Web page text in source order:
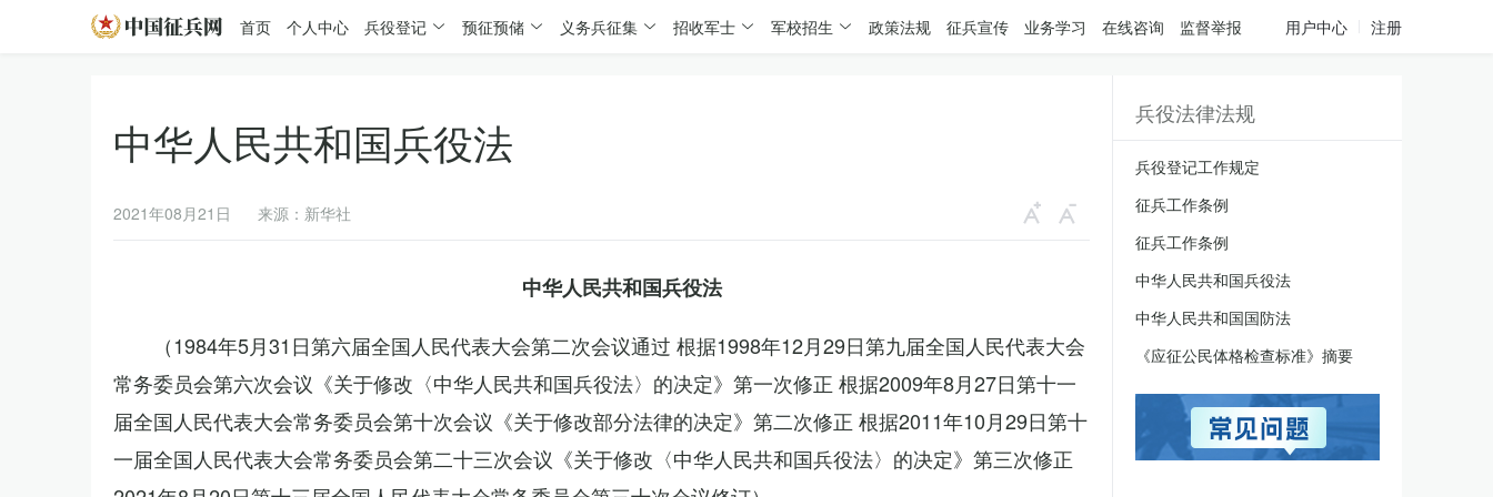
首页 个人中心 兵役登记 预征预储 义务兵征集 招收军士 军校招生 政策法规 征兵宣传 业务学习 在线咨询 监督举报 用户中心 注册
中华人民共和国兵役法
2021年08月21日 来源：新华社
中华人民共和国兵役法
（1984年5月31日第六届全国人民代表大会第二次会议通过 根据1998年12月29日第九届全国人民代表大会
常务委员会第六次会议《关于修改〈中华人民共和国兵役法〉的决定》第一次修正 根据2009年8月27日第十一
届全国人民代表大会常务委员会第十次会议《关于修改部分法律的决定》第二次修正 根据2011年10月29日第十
一届全国人民代表大会常务委员会第二十三次会议《关于修改〈中华人民共和国兵役法〉的决定》第三次修正
兵役法律法规
兵役登记工作规定
征兵工作条例
征兵工作条例
中华人民共和国兵役法
中华人民共和国国防法
《应征公民体格检查标准》摘要